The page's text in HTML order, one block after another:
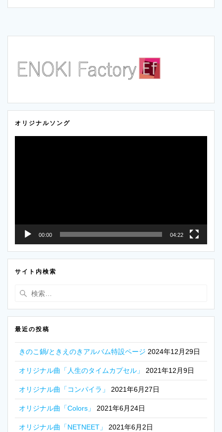
t L
k
オリジナルソング
00:00 04:22
サイト内検索
検
最近の投稿
きのこ鍋/ときえのきアルバム特設ページ 2024年12月29日
オリジナル曲「人生のタイムカプセル」 2021年12月9日
オリジナル曲「コンパイラ」 2021年6月27日
オリジナル曲「Colors」 2021年6月24日
オリジナル曲「NETNEET」 2021年6月2日